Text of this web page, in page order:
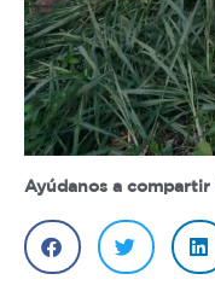
Ayúdanos a